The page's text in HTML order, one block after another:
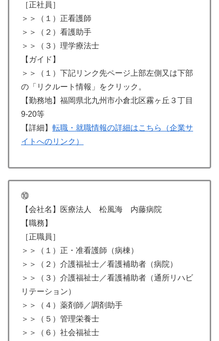
［正社員］
＞＞（１）正看護師
＞＞（２）看護助手
＞＞（３）理学療法士
【ガイド】
＞＞（１）下記リンク先ページ上部左側又は下部
の「リクルート情報」をクリック。
【勤務地】福岡県北九州市小倉北区霧ヶ丘３丁目
9-20等
【詳細】 転職・就職情報の詳細はこちら（企業サ
イトへのリンク）
⑩
【会社名】医療法人 松風海 内藤病院
【職務】
［正職員］
＞＞（１）正・准看護師（病棟）
＞＞（２）介護福祉士／看護補助者（病院）
＞＞（３）介護福祉士／看護補助者（通所リハビ
リテーション）
＞＞（４）薬剤師／調剤助手
＞＞（５）管理栄養士
＞＞（６）社会福祉士